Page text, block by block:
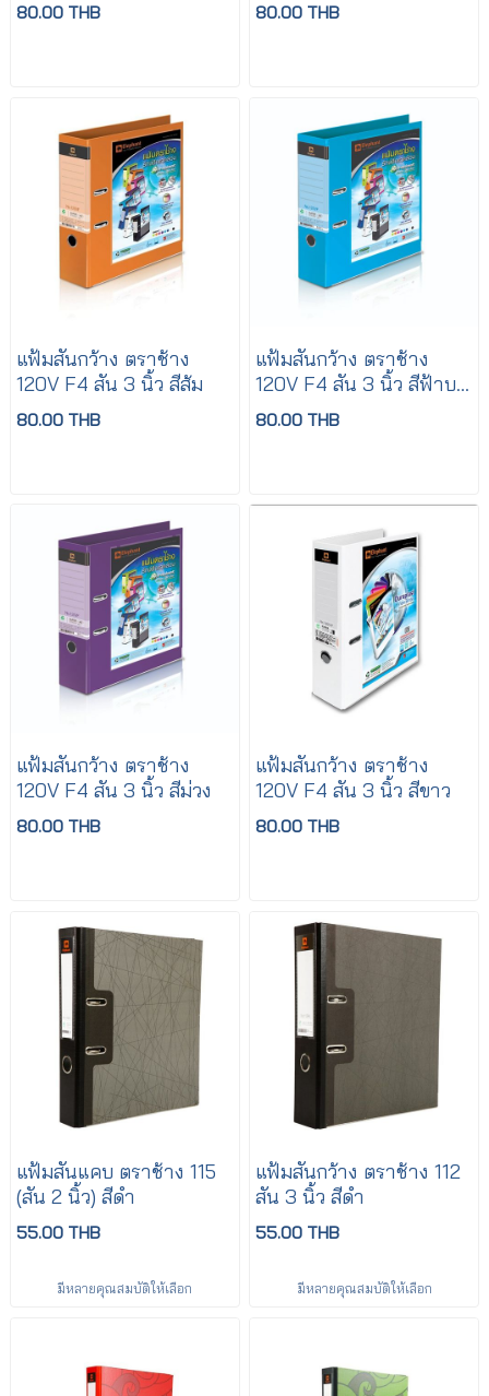
80.00 THB 80.00 THB
แฟ้มสันกว้าง ตราช้าง
120V F4 สัน 3 นิ้ว สีส้ม
80.00 THB
แฟ้มสันกว้าง ตราช้าง
120V F4 สัน 3 นิ้ว สีฟ้าบลู
สกาย
80.00 THB
แฟ้มสันกว้าง ตราช้าง
120V F4 สัน 3 นิ้ว สีม่วง
80.00 THB
แฟ้มสันกว้าง ตราช้าง
120V F4 สัน 3 นิ้ว สีขาว
80.00 THB
แฟ้มสันแคบ ตราช้าง 115
(สัน 2 นิ้ว) สีดำ
55.00 THB
มีหลายคุณสมบัติให้เลือก
แฟ้มสันกว้าง ตราช้าง 112
สัน 3 นิ้ว สีดำ
55.00 THB
มีหลายคุณสมบัติให้เลือก